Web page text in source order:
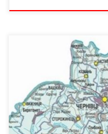
28 березня заступник
Гостюк провів чергове
інформаційно-
місцевого
повноважень (робоча
повідомляє прес-служба